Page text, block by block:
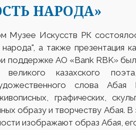
НАРОДА»
Музее Искусств РК
а также презентация
поддержке АО «Bank RBK»
казахского
слова Абая
графических,
образу и творчеству Абая. В
изображают образ Абая,